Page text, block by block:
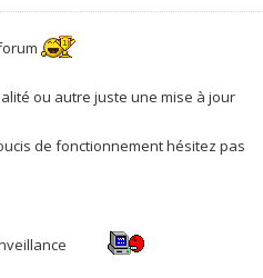
ou autre juste une mise à jour
de fonctionnement hésitez pas